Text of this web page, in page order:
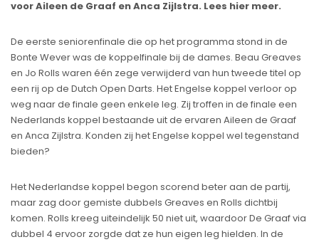
voor Aileen de Graaf en Anca Zijlstra. Lees hier meer.
De eerste seniorenfinale die op het programma stond in de
Bonte Wever was de koppelfinale bij de dames. Beau Greaves
en Jo Rolls waren één zege verwijderd van hun tweede titel op
een rij op de Dutch Open Darts. Het Engelse koppel verloor op
weg naar de finale geen enkele leg. Zij troffen in de finale een
Nederlands koppel bestaande uit de ervaren Aileen de Graaf
en Anca Zijlstra. Konden zij het Engelse koppel wel tegenstand
bieden?
Het Nederlandse koppel begon scorend beter aan de partij,
maar zag door gemiste dubbels Greaves en Rolls dichtbij
komen. Rolls kreeg uiteindelijk 50 niet uit, waardoor De Graaf via
dubbel 4 ervoor zorgde dat ze hun eigen leg hielden. In de